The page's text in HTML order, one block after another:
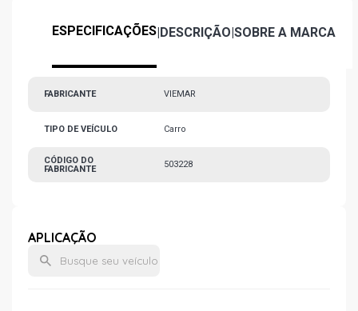
ESPECIFICAÇÕES|DESCRIÇÃO|SOBRE A MARCA
FABRICANTE VIEMAR
TIPO DE VEÍCULO Carro
CÓDIGO DO
FABRICANTE
503228
APLICAÇÃO